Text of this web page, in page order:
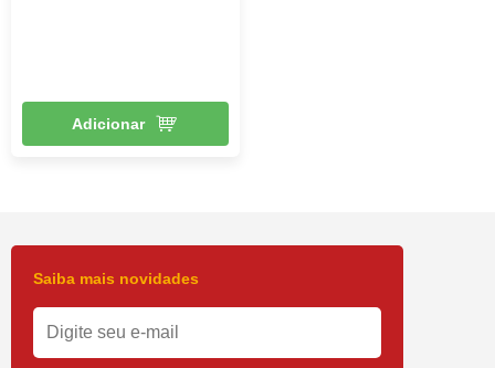
Adicionar
Saiba mais novidades